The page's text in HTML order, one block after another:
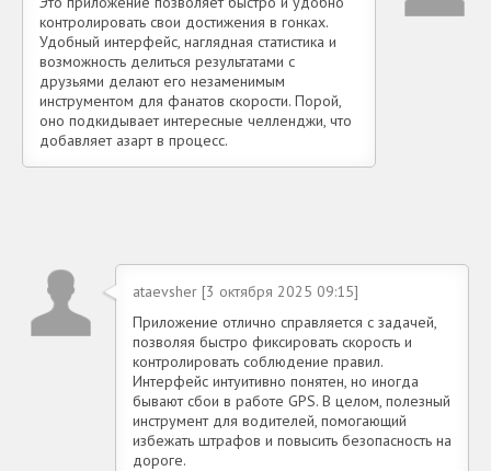
контролировать свои достижения в гонках.
Удобный интерфейс, наглядная статистика и
возможность делиться результатами с
друзьями делают его незаменимым
инструментом для фанатов скорости. Порой,
оно подкидывает интересные челленджи, что
добавляет азарт в процесс.
ataevsher [3 октября 2025 09:15]
Приложение отлично справляется с задачей,
позволяя быстро фиксировать скорость и
контролировать соблюдение правил.
Интерфейс интуитивно понятен, но иногда
бывают сбои в работе GPS. В целом, полезный
инструмент для водителей, помогающий
избежать штрафов и повысить безопасность на
дороге.